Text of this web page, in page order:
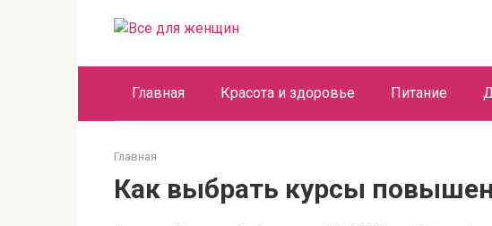
Главная Красота и здоровье Питание
Главная
Как выбрать курсы